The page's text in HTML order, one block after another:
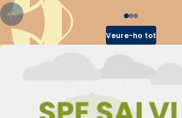
Veure-ho tot